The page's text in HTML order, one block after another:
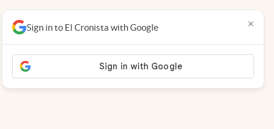
Sign in to El Cronista with Google ×